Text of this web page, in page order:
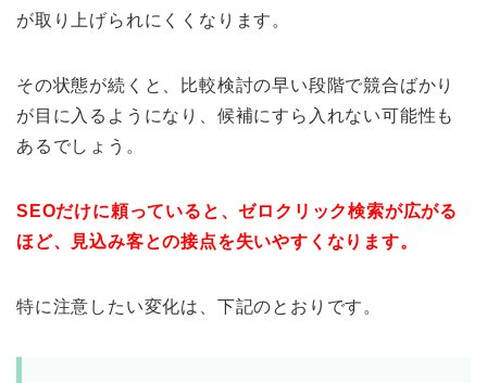
が取り上げられにくくなります。
その状態が続くと、比較検討の早い段階で競合ばかり
が目に入るようになり、候補にすら入れない可能性も
あるでしょう。
SEOだけに頼っていると、ゼロクリック検索が広がる
ほど、見込み客との接点を失いやすくなります。
特に注意したい変化は、下記のとおりです。